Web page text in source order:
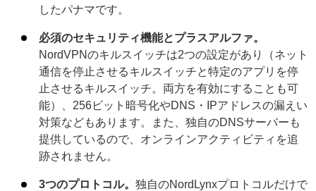
したパナマです。
必須のセキュリティ機能とプラスアルファ。
NordVPNのキルスイッチは2つの設定があり（ネット
通信を停止させるキルスイッチと特定のアプリを停
止させるキルスイッチ。両方を有効にすることも可
能）、256ビット暗号化やDNS・IPアドレスの漏えい
対策などもあります。また、独自のDNSサーバーも
提供しているので、オンラインアクティビティを追
跡されません。
3つのプロトコル。 独自のNordLynxプロトコルだけで